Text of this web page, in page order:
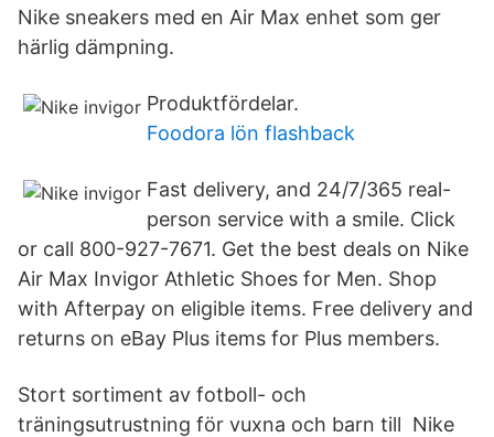
Nike sneakers med en Air Max enhet som ger
härlig dämpning.
Produktfördelar.
Foodora lön flashback
Fast delivery, and 24/7/365 real-
person service with a smile. Click
or call 800-927-7671. Get the best deals on Nike
Air Max Invigor Athletic Shoes for Men. Shop
with Afterpay on eligible items. Free delivery and
returns on eBay Plus items for Plus members.
Stort sortiment av fotboll- och
träningsutrustning för vuxna och barn till Nike